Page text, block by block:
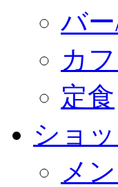
バ
カ
定食
ショ
メ